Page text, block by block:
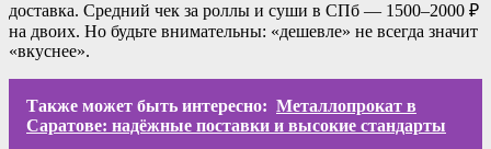
доставка. Средний чек за роллы и суши в СПб — 1500–2000 ₽
на двоих. Но будьте внимательны: «дешевле» не всегда значит
«вкуснее».
Также может быть интересно: Металлопрокат в
Саратове: надёжные поставки и высокие стандарты